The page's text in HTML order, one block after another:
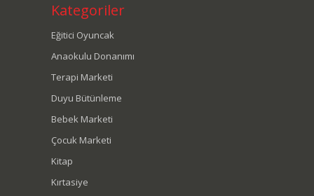
Kategoriler
Eğitici Oyuncak
Anaokulu Donanımı
Terapi Marketi
Duyu Bütünleme
Bebek Marketi
Çocuk Marketi
Kitap
Kırtasiye